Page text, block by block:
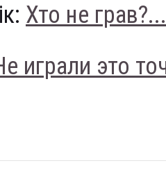
Хто не грав?...
играли это